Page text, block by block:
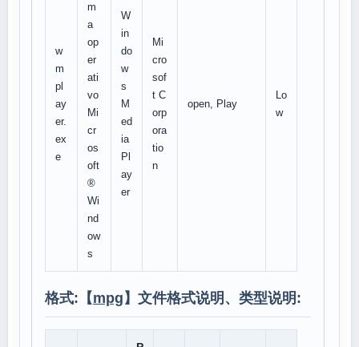
w
m
pl
ay
er.
ex
e
m
a
op
er
ati
vo
Mi
cr
os
oft
®
Wi
nd
ow
s
W
in
do
w
s
M
ed
ia
Pl
ay
er
Mi
cro
sof
t C
orp
ora
tio
n
open, Play
Lo
w
格式:【mpg 】文件格式说明、类型说明: